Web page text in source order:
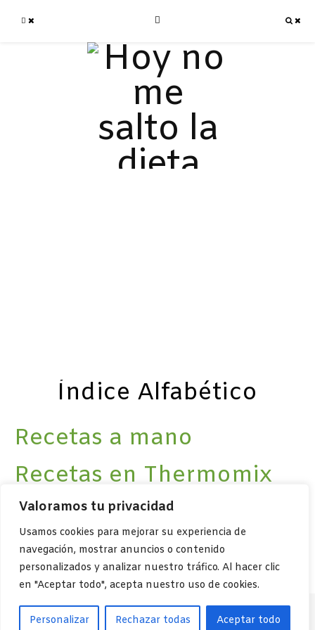
Valoramos tu privacidad
Usamos cookies para mejorar su experiencia de
navegación, mostrar anuncios o contenido
personalizados y analizar nuestro tráfico. Al hacer clic
en "Aceptar todo", acepta nuestro uso de cookies.
Personalizar Rechazar todas Aceptar todo
Índice Alfabético
Recetas a mano
Recetas en Thermomix
Recetas en Mambo de
Cecotec